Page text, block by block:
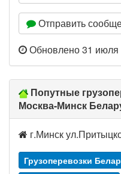
Отправить
Обновлено 31 июля
Попутные
Москва-Минск
г.Минск
Грузоперевозки